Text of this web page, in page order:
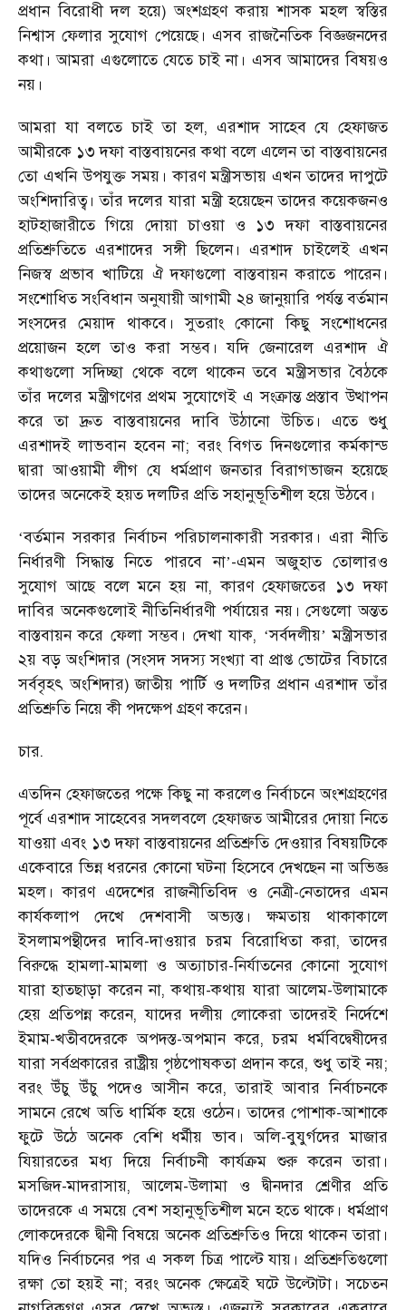
প্রধান বিরোধী দল হয়ে) অংশগ্রহণ করায় শাসক মহল স্বস্তির
নিশ্বাস ফেলার সুযোগ পেয়েছে। এসব রাজনৈতিক বিজ্ঞজনদের
কথা। আমরা এগুলোতে যেতে চাই না। এসব আমাদের বিষয়ও
নয়।
আমরা যা বলতে চাই তা হল, এরশাদ সাহেব যে হেফাজত
আমীরকে ১৩ দফা বাস্তবায়নের কথা বলে এলেন তা বাস্তবায়নের
তো এখনি উপযুক্ত সময়। কারণ মন্ত্রীসভায় এখন তাদের দাপুটে
অংশিদারিত্ব। তাঁর দলের যারা মন্ত্রী হয়েছেন তাদের কয়েকজনও
হাটহাজারীতে গিয়ে দোয়া চাওয়া ও ১৩ দফা বাস্তবায়নের
প্রতিশ্রুতিতে এরশাদের সঙ্গী ছিলেন। এরশাদ চাইলেই এখন
নিজস্ব প্রভাব খাটিয়ে ঐ দফাগুলো বাস্তবায়ন করাতে পারেন।
সংশোধিত সংবিধান অনুযায়ী আগামী ২৪ জানুয়ারি পর্যন্ত বর্তমান
সংসদের মেয়াদ থাকবে। সুতরাং কোনো কিছু সংশোধনের
প্রয়োজন হলে তাও করা সম্ভব। যদি জেনারেল এরশাদ ঐ
কথাগুলো সদিচ্ছা থেকে বলে থাকেন তবে মন্ত্রীসভার বৈঠকে
তাঁর দলের মন্ত্রীগণের প্রথম সুযোগেই এ সংক্রান্ত প্রস্তাব উত্থাপন
করে তা দ্রুত বাস্তবায়নের দাবি উঠানো উচিত। এতে শুধু
এরশাদই লাভবান হবেন না; বরং বিগত দিনগুলোর কর্মকান্ড
দ্বারা আওয়ামী লীগ যে ধর্মপ্রাণ জনতার বিরাগভাজন হয়েছে
তাদের অনেকেই হয়ত দলটির প্রতি সহানুভূতিশীল হয়ে উঠবে।
‘বর্তমান সরকার নির্বাচন পরিচালনাকারী সরকার। এরা নীতি
নির্ধারণী সিদ্ধান্ত নিতে পারবে না’-এমন অজুহাত তোলারও
সুযোগ আছে বলে মনে হয় না, কারণ হেফাজতের ১৩ দফা
দাবির অনেকগুলোই নীতিনির্ধারণী পর্যায়ের নয়। সেগুলো অন্তত
বাস্তবায়ন করে ফেলা সম্ভব। দেখা যাক, ‘সর্বদলীয়’ মন্ত্রীসভার
২য় বড় অংশিদার (সংসদ সদস্য সংখ্যা বা প্রাপ্ত ভোটের বিচারে
সর্ববৃহৎ অংশিদার) জাতীয় পার্টি ও দলটির প্রধান এরশাদ তাঁর
প্রতিশ্রুতি নিয়ে কী পদক্ষেপ গ্রহণ করেন।
চার.
এতদিন হেফাজতের পক্ষে কিছু না করলেও নির্বাচনে অংশগ্রহণের
পূর্বে এরশাদ সাহেবের সদলবলে হেফাজত আমীরের দোয়া নিতে
যাওয়া এবং ১৩ দফা বাস্তবায়নের প্রতিশ্রুতি দেওয়ার বিষয়টিকে
একেবারে ভিন্ন ধরনের কোনো ঘটনা হিসেবে দেখছেন না অভিজ্ঞ
মহল। কারণ এদেশের রাজনীতিবিদ ও নেত্রী-নেতাদের এমন
কার্যকলাপ দেখে দেশবাসী অভ্যস্ত। ক্ষমতায় থাকাকালে
ইসলামপন্থীদের দাবি-দাওয়ার চরম বিরোধিতা করা, তাদের
বিরুদ্ধে হামলা-মামলা ও অত্যাচার-নির্যাতনের কোনো সুযোগ
যারা হাতছাড়া করেন না, কথায়-কথায় যারা আলেম-উলামাকে
হেয় প্রতিপন্ন করেন, যাদের দলীয় লোকেরা তাদেরই নির্দেশে
ইমাম-খতীবদেরকে অপদস্ত-অপমান করে, চরম ধর্মবিদ্বেষীদের
যারা সর্বপ্রকারের রাষ্ট্রীয় পৃষ্ঠপোষকতা প্রদান করে, শুধু তাই নয়;
বরং উঁচু উঁচু পদেও আসীন করে, তারাই আবার নির্বাচনকে
সামনে রেখে অতি ধার্মিক হয়ে ওঠেন। তাদের পোশাক-আশাকে
ফুটে উঠে অনেক বেশি ধর্মীয় ভাব। অলি-বুযুর্গদের মাজার
যিয়ারতের মধ্য দিয়ে নির্বাচনী কার্যক্রম শুরু করেন তারা।
মসজিদ-মাদরাসায়, আলেম-উলামা ও দ্বীনদার শ্রেণীর প্রতি
তাদেরকে এ সময়ে বেশ সহানুভূতিশীল মনে হতে থাকে। ধর্মপ্রাণ
লোকদেরকে দ্বীনী বিষয়ে অনেক প্রতিশ্রুতিও দিয়ে থাকেন তারা।
যদিও নির্বাচনের পর এ সকল চিত্র পাল্টে যায়। প্রতিশ্রুতিগুলো
রক্ষা তো হয়ই না; বরং অনেক ক্ষেত্রেই ঘটে উল্টোটা। সচেতন